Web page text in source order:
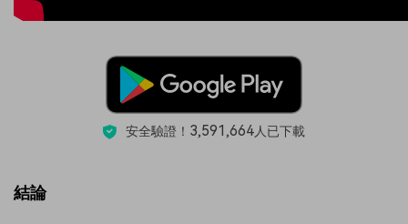
安全驗證！ 3,591,664人已下載
結論